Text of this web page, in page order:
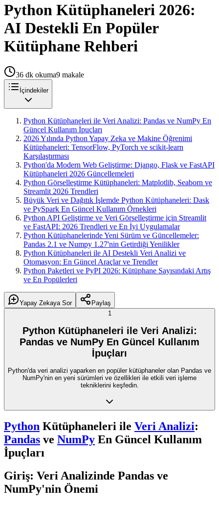
Python Kütüphaneleri 2026:
AI Destekli En Popüler
Kütüphane Rehberi
36 dk okuma9 makale
İçindekiler
Python Kütüphaneleri ile Veri Analizi: Pandas ve NumPy En
Güncel Kullanım İpuçları
2026 Yılında Python Yapay Zeka ve Makine Öğrenimi
Kütüphaneleri: TensorFlow, PyTorch ve scikit-learn
Karşılaştırması
Python'da Modern Web Geliştirme: Django, Flask ve FastAPI
Kütüphaneleri 2026 Güncellemeleri
Python Görselleştirme Kütüphaneleri: Matplotlib, Seaborn ve
Streamlit 2026 Trendleri
Büyük Veri ve Dağıtık İşlemde Python Kütüphaneleri: Dask
ve PySpark En Güncel Kullanım Örnekleri
Python API Geliştirme ve Veri Görselleştirme için Streamlit
ve FastAPI: 2026 Trendleri ve En İyi Uygulamalar
Python Kütüphanelerinde Yeni Sürüm ve Güncellemeler:
Pandas 2.1 ve Numpy 1.27'nin Getirdiği Yenilikler
Python Kütüphaneleri ile AI Destekli Veri Analizi ve
Otomasyon: En Güncel Araçlar ve Trendler
Python Paketleri ve PyPI 2026: Kütüphane Sayısındaki Artış
ve En Popülerleri
Yapay Zekaya Sor
Paylaş
1
Python Kütüphaneleri ile Veri Analizi:
Pandas ve NumPy En Güncel Kullanım
İpuçları
Python'da veri analizi yaparken en popüler kütüphaneler olan Pandas ve
NumPy'nin en yeni sürümleri ve özellikleri ile etkili veri işleme
tekniklerini keşfedin.
Python Kütüphaneleri ile Veri Analizi:
Pandas ve NumPy En Güncel Kullanım
İpuçları
Giriş: Veri Analizinde Pandas ve
NumPy'nin Önemi